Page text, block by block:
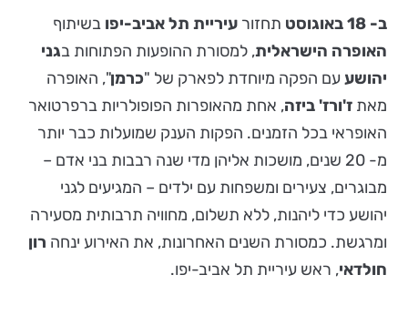
ב- 18 באוגוסט תחזור עיריית תל אביב-יפו בשיתוף
האופרה הישראלית, למסורת ההופעות הפתוחות בגני
יהושעעם הפקה מיוחדת לפארק של "כרמן", האופרה
מאת ז'ורז' ביזה, אחת מהאופרות הפופולריות ברפרטואר
האופראי בכל הזמנים. הפקות הענק שמועלות כבר יותר
מ- 20 שנים, מושכות אליהן מדי שנה רבבות בני אדם –
מבוגרים, צעירים ומשפחות עם ילדים – המגיעים לגני
יהושע כדי ליהנות, ללא תשלום, מחוויה תרבותית מסעירה
ומרגשת. כמסורת השנים האחרונות, את האירוע ינחה רון
חולדאי, ראש עיריית תל אביב-יפו.